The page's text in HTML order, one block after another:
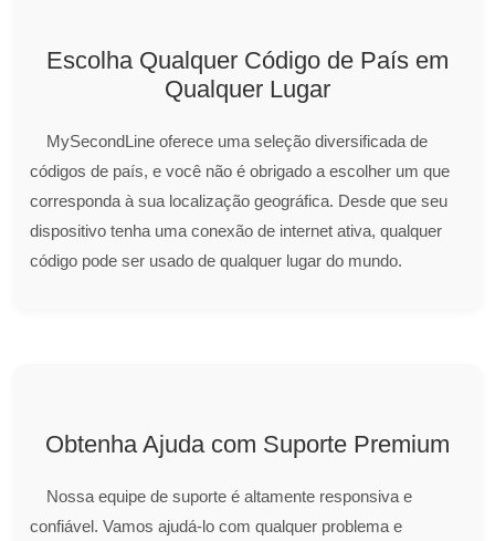
Escolha Qualquer Código de País em
Qualquer Lugar
MySecondLine oferece uma seleção diversificada de
códigos de país, e você não é obrigado a escolher um que
corresponda à sua localização geográfica. Desde que seu
dispositivo tenha uma conexão de internet ativa, qualquer
código pode ser usado de qualquer lugar do mundo.
Obtenha Ajuda com Suporte Premium
Nossa equipe de suporte é altamente responsiva e
confiável. Vamos ajudá-lo com qualquer problema e